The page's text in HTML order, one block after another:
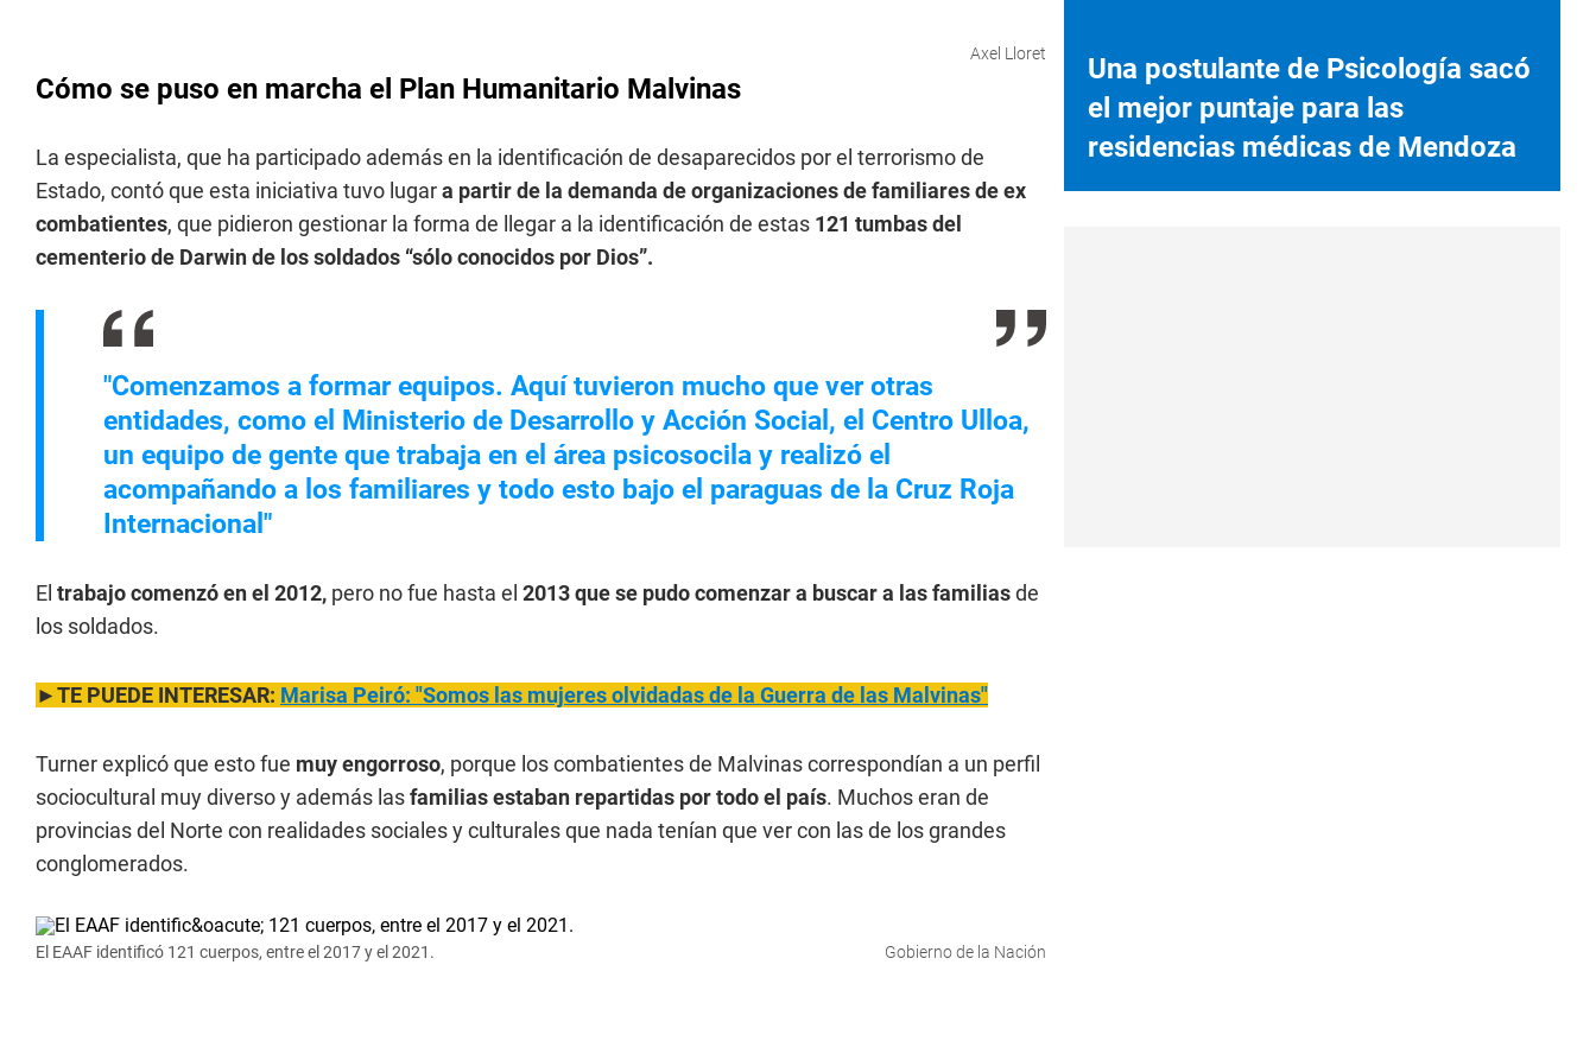
Axel Lloret
Cómo se puso en marcha el Plan Humanitario Malvinas
La especialista, que ha participado además en la identificación de desaparecidos por el terrorismo de
Estado, contó que esta iniciativa tuvo lugara partir de la demanda de organizaciones de familiares de ex
combatientes, que pidieron gestionar la forma de llegar a la identificación de estas 121 tumbas del
cementerio de Darwin de los soldados “sólo conocidos por Dios”.
"Comenzamos a formar equipos. Aquí tuvieron mucho que ver otras
entidades, como el Ministerio de Desarrollo y Acción Social, el Centro Ulloa,
un equipo de gente que trabaja en el área psicosocila y realizó el
acompañando a los familiares y todo esto bajo el paraguas de la Cruz Roja
Internacional"
El trabajo comenzó en el 2012, pero no fue hasta el 2013 que se pudo comenzar a buscar a las familiasde
los soldados.
►TE PUEDE INTERESAR: Marisa Peiró: "Somos las mujeres olvidadas de la Guerra de las Malvinas"
Turner explicó que esto fue muy engorroso, porque los combatientes de Malvinas correspondían a un perfil
sociocultural muy diverso y además lasfamilias estaban repartidas por todo el país. Muchos eran de
provincias del Norte con realidades sociales y culturales que nada tenían que ver con las de los grandes
conglomerados.
El EAAF identificó 121 cuerpos, entre el 2017 y el 2021. Gobierno de la Nación
Una postulante de Psicología sacó
el mejor puntaje para las
residencias médicas de Mendoza